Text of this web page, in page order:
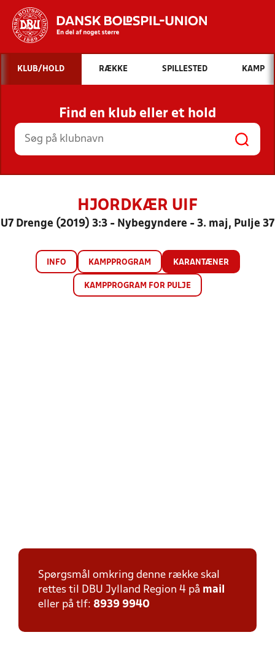
Hvad vil du søge efter?
INDHOLD OG NYHEDER
STILLINGER, RESULTATER, KLUBBER OG
HOLD
KLUB/HOLD RÆKKE SPILLESTED KAMP
Find en klub eller et hold
HJORDKÆR UIF
U7 Drenge (2019) 3:3 - Nybegyndere - 3. maj, Pulje 37
INFO KAMPPROGRAM KARANTÆNER
KAMPPROGRAM FOR PULJE
Spørgsmål omkring denne række skal
rettes til DBU Jylland Region 4 på mail
eller på tlf: 8939 9940